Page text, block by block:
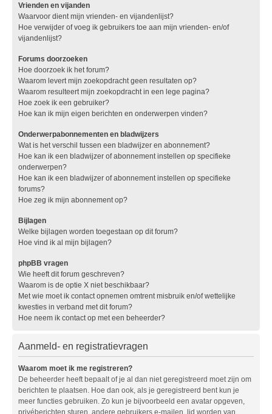
Vrienden en vijanden
Waarvoor dient mijn vrienden- en vijandenlijst?
Hoe verwijder of voeg ik gebruikers toe aan mijn vrienden- en/of
vijandenlijst?
Forums doorzoeken
Hoe doorzoek ik het forum?
Waarom levert mijn zoekopdracht geen resultaten op?
Waarom resulteert mijn zoekopdracht in een lege pagina?
Hoe zoek ik een gebruiker?
Hoe kan ik mijn eigen berichten en onderwerpen vinden?
Onderwerpabonnementen en bladwijzers
Wat is het verschil tussen een bladwijzer en abonnement?
Hoe kan ik een bladwijzer of abonnement instellen op specifieke
onderwerpen?
Hoe kan ik een bladwijzer of abonnement instellen op specifieke
forums?
Hoe zeg ik mijn abonnement op?
Bijlagen
Welke bijlagen worden toegestaan op dit forum?
Hoe vind ik al mijn bijlagen?
phpBB vragen
Wie heeft dit forum geschreven?
Waarom is de optie X niet beschikbaar?
Met wie moet ik contact opnemen omtrent misbruik en/of wettelijke
kwesties in verband met dit forum?
Hoe neem ik contact op met een beheerder?
Aanmeld- en registratievragen
Waarom moet ik me registreren?
De beheerder heeft bepaalt of je al dan niet geregistreerd moet zijn om
berichten te plaatsen. Hoe dan ook, als je geregistreerd bent kun je
meer functies gebruiken. Zo kun je bijvoorbeeld een avatar opgeven,
privéberichten sturen, andere gebruikers e-mailen, lid worden van